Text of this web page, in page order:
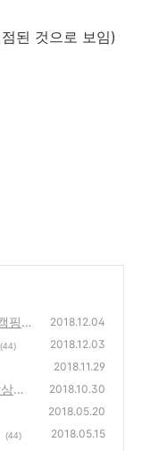
된 것으로 보임)
핑장
2018.12.04
(44) 2018.12.03
2018.11.29
탱,
2018.10.30
2018.05.20
(44) 2018.05.15